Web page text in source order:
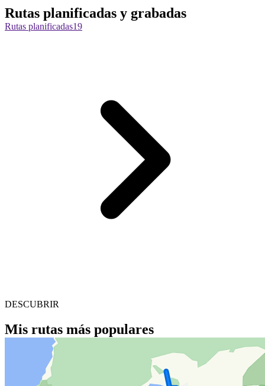
Rutas planificadas y grabadas
Rutas planificadas19
DESCUBRIR
Mis rutas más populares